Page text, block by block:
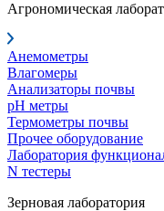
Агрономическая
Анемометры
Влагомеры
Анализаторы почвы
pH метры
Термометры почвы
Прочее оборудование
Лаборатория
N тестеры
Зерновая лаборатория